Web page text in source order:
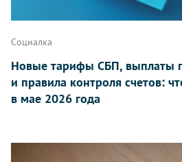
Социалка
Новые тарифы СБП, выплаты
и правила контроля счетов:
в мае 2026 года